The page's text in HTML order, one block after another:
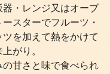
器・レンジ又はオーブ
ースターでフルーツ・
ツを加えて熱をかけて
がり。
の甘さと味で食べられ